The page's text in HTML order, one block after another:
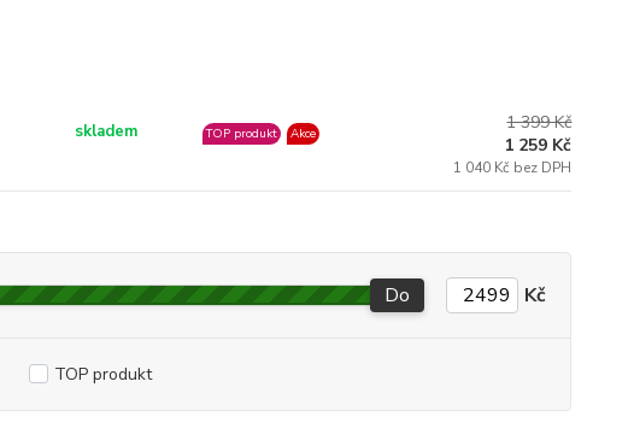
skladem TOP produkt Akce
1 399 Kč
1 259 Kč
1 040 Kč bez DPH
Do Kč
TOP produkt